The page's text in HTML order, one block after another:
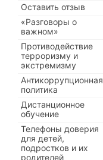
Оставить отзыв
«Разговоры о
важном»
Противодействие
терроризму и
экстремизму
Антикоррупционная
политика
Дистанционное
обучение
Телефоны доверия
для детей,
подростков и их
родителей